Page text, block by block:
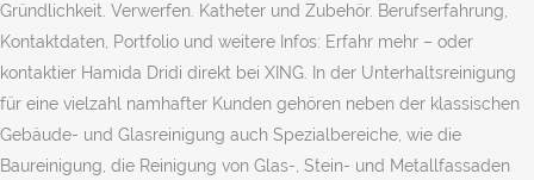
Gründlichkeit. Verwerfen. Katheter und Zubehör. Berufserfahrung,
Kontaktdaten, Portfolio und weitere Infos: Erfahr mehr – oder
kontaktier Hamida Dridi direkt bei XING. In der Unterhaltsreinigung
für eine vielzahl namhafter Kunden gehören neben der klassischen
Gebäude- und Glasreinigung auch Spezialbereiche, wie die
Baureinigung, die Reinigung von Glas-, Stein- und Metallfassaden